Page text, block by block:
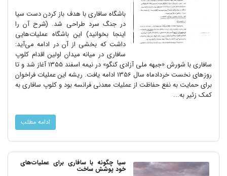
باشگاه سافاری با هدف باز کردن دست سیا
در جنگ سرد طراحی شد. (شرح آن را
اینجا بخوانید) این باشگاه عملیات‌هایی
داشت که بخشی از آن در ادامه می‌آید:
سافاری در میانه میدان اولین اقدام کلوپ
سافاری با شورش «جبهه ملی آزادی کنگو» در نیمه اسفند 1355 آغاز شد و تا
روزهای نخست خردادماه سال 1356 ادامه یافت. ریشه این عملیات فراخوان
برای حمایت به نفع حفاظت از عملیات معدنی فرانسه بود و کلوپ سافاری به
کمک زئیر به...
ادامه مطلب
سیا چگونه با سافاری برای عملیات‌های
خود پوشش ساخت